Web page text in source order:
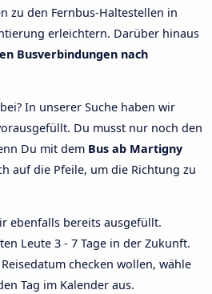
zu den Fernbus-Haltestellen in
erleichtern. Darüber hinaus
Busverbindungen nach
In unserer Suche haben wir
Du musst nur noch den
Du mit dem Bus ab Martigny
auf die Pfeile, um die Richtung zu
ebenfalls bereits ausgefüllt.
Leute 3 - 7 Tage in der Zukunft.
checken wollen, wähle
Tag im Kalender aus.